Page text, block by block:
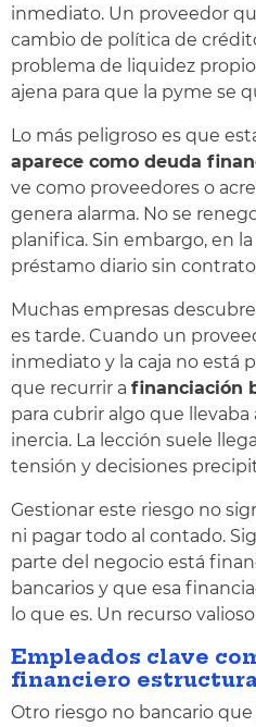
inmediato. Un proveedor
cambio de política de
problema de liquidez
ajena para que la pyme se
Lo más peligroso es que
aparece como deuda
ve como proveedores o
genera alarma. No se
planifica. Sin embargo, en
préstamo diario sin
Muchas empresas
es tarde. Cuando un
inmediato y la caja no está
que recurrir a financiación
para cubrir algo que
inercia. La lección suele
tensión y decisiones
Gestionar este riesgo no
ni pagar todo al contado.
parte del negocio está
bancarios y que esa
lo que es. Un recurso
Empleados clave
financiero
Otro riesgo no bancario